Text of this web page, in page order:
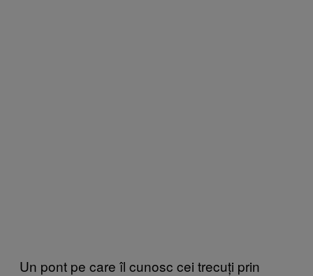
Un pont pe care îl cunosc cei trecuți prin